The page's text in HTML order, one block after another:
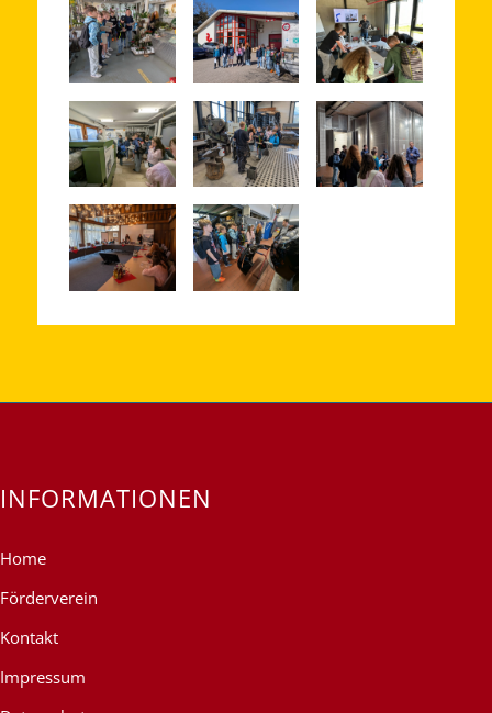
INFORMATIONEN
Home
Förderverein
Kontakt
Impressum